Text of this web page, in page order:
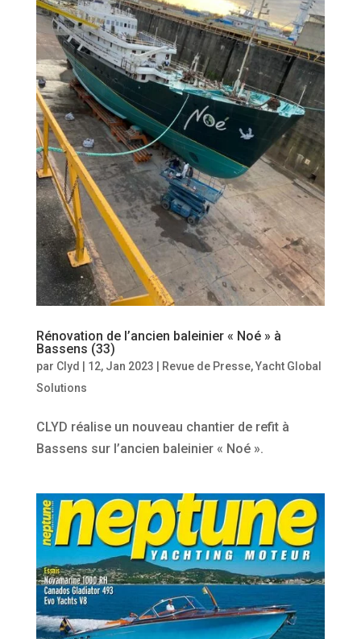
Rénovation de l’ancien baleinier « Noé » à
Bassens (33)
par Clyd 12, Jan 2023 Revue de Presse,Yacht Global
Solutions
CLYD réalise un nouveau chantier de refit à
Bassens sur l’ancien baleinier « Noé ».